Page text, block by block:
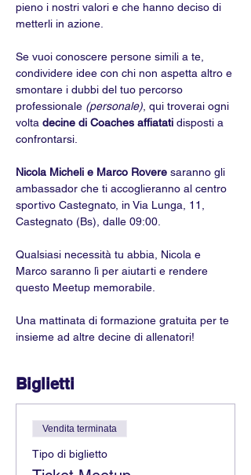
pieno i nostri valori e che hanno deciso di
metterli in azione.
Se vuoi conoscere persone simili a te,
condividere idee con chi non aspetta altro e
smontare i dubbi del tuo percorso
professionale (personale) , qui troverai ogni
volta decine di Coaches affiatati disposti a
confrontarsi.
Nicola Micheli e Marco Rovere saranno gli
ambassador che ti accoglieranno al centro
sportivo Castegnato, in Via Lunga, 11,
Castegnato (Bs), dalle 09:00.
Qualsiasi necessità tu abbia, Nicola e
Marco saranno lì per aiutarti e rendere
questo Meetup memorabile.
Una mattinata di formazione gratuita per te
insieme ad altre decine di allenatori!
Biglietti
Vendita terminata
Tipo di biglietto